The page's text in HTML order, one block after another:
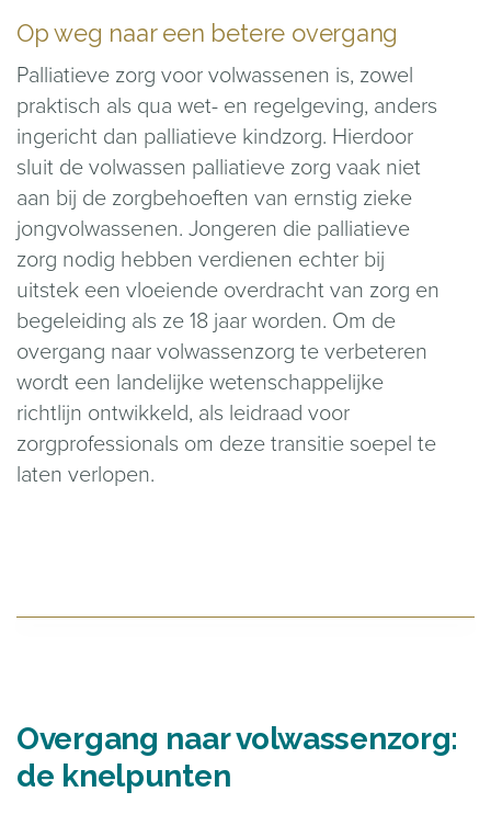
Op weg naar een betere overgang
Palliatieve zorg voor volwassenen is, zowel
praktisch als qua wet- en regelgeving, anders
ingericht dan palliatieve kindzorg. Hierdoor
sluit de volwassen palliatieve zorg vaak niet
aan bij de zorgbehoeften van ernstig zieke
jongvolwassenen. Jongeren die palliatieve
zorg nodig hebben verdienen echter bij
uitstek een vloeiende overdracht van zorg en
begeleiding als ze 18 jaar worden. Om de
overgang naar volwassenzorg te verbeteren
wordt een landelijke wetenschappelijke
richtlijn ontwikkeld, als leidraad voor
zorgprofessionals om deze transitie soepel te
laten verlopen.
Overgang naar volwassenzorg:
de knelpunten